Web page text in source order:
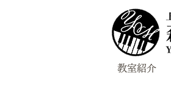
教室紹介